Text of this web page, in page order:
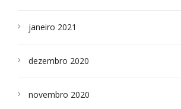
janeiro 2021
dezembro 2020
novembro 2020